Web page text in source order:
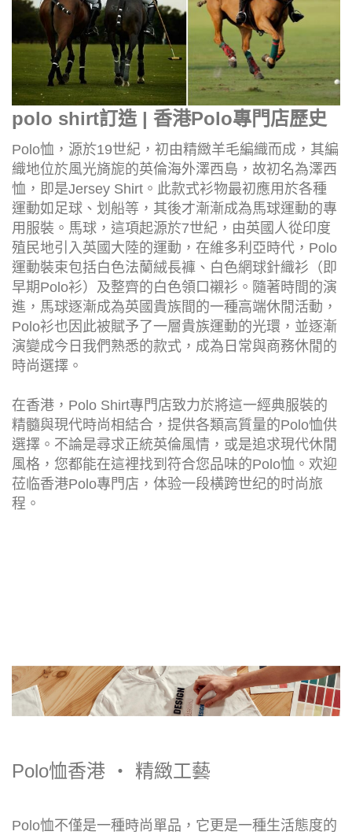
polo shirt訂造 | 香港Polo專門店歷史
Polo恤，源於19世紀，初由精緻羊毛編織而成，其編
織地位於風光旖旎的英倫海外澤西島，故初名為澤西
恤，即是Jersey Shirt。此款式衫物最初應用於各種
運動如足球、划船等，其後才漸漸成為馬球運動的專
用服裝。馬球，這項起源於7世紀，由英國人從印度
殖民地引入英國大陸的運動，在維多利亞時代，Polo
運動裝束包括白色法蘭絨長褲、白色網球針織衫（即
早期Polo衫）及整齊的白色領口襯衫。隨著時間的演
進，馬球逐漸成為英國貴族間的一種高端休閒活動，
Polo衫也因此被賦予了一層貴族運動的光環，並逐漸
演變成今日我們熟悉的款式，成為日常與商務休閒的
時尚選擇。
在香港，Polo Shirt專門店致力於將這一經典服裝的
精髓與現代時尚相結合，提供各類高質量的Polo恤供
選擇。不論是尋求正統英倫風情，或是追求現代休閒
風格，您都能在這裡找到符合您品味的Polo恤。欢迎
莅临香港Polo專門店，体验一段横跨世纪的时尚旅
程。
Polo恤香港 ‧ 精緻工藝
Polo恤不僅是一種時尚單品，它更是一種生活態度的